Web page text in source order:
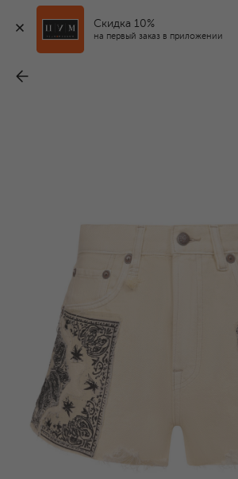
Скидка 10%
на первый заказ в приложении
R13